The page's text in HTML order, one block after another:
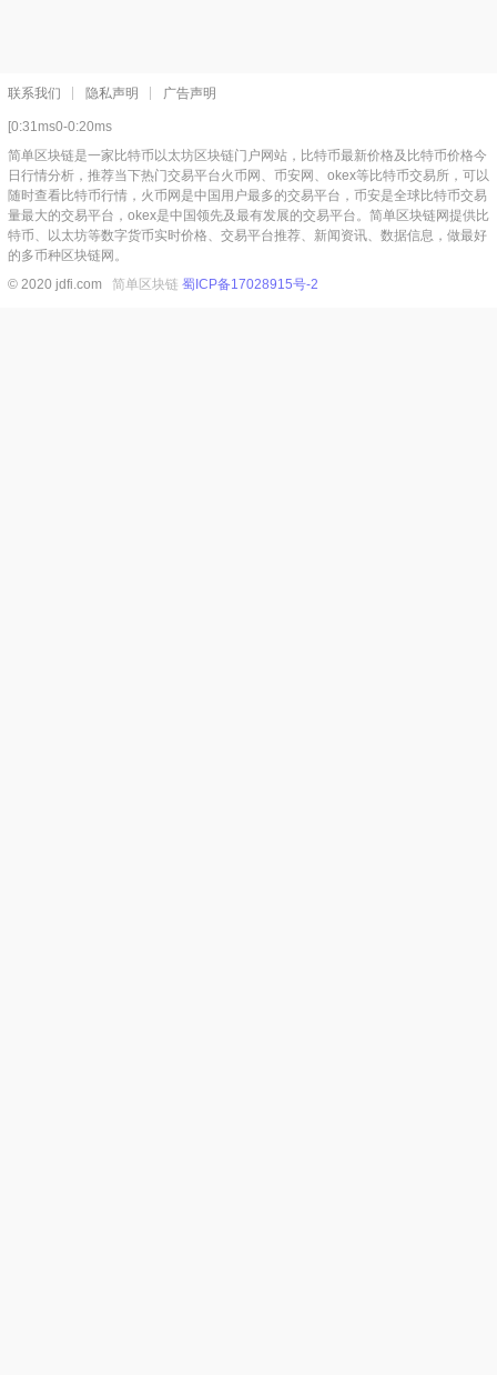
联系我们 隐私声明 广告声明
[0:31ms0-0:20ms
简单区块链是一家比特币以太坊区块链门户网站，比特币最新价格及比特币价格今
日行情分析，推荐当下热门交易平台火币网、币安网、okex等比特币交易所，可以
随时查看比特币行情，火币网是中国用户最多的交易平台，币安是全球比特币交易
量最大的交易平台，okex是中国领先及最有发展的交易平台。简单区块链网提供比
特币、以太坊等数字货币实时价格、交易平台推荐、新闻资讯、数据信息，做最好
的多币种区块链网。
© 2020 jdfi.com 简单区块链 蜀ICP备17028915号-2